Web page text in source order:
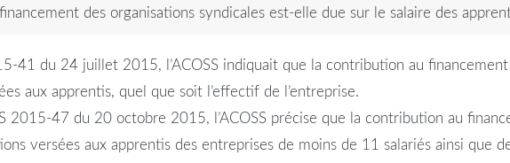
des organisations syndicales est-elle due sur le salaire des
41 du 24 juillet 2015, l’ACOSS indiquait que la contribution au
aux apprentis, quel que soit l’effectif de l’entreprise.
2015-47 du 20 octobre 2015, l’ACOSS précise que la contribution au
versées aux apprentis des entreprises de moins de 11 salariés ainsi que